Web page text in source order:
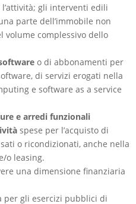
gli interventi edili
parte dell’immobile non
volume complessivo dello
o di abbonamenti per
di servizi erogati nella
e software as a service
e arredi funzionali
spese per l’acquisto di
o ricondizionati, anche nella
o leasing.
una dimensione finanziaria
per gli esercizi pubblici di